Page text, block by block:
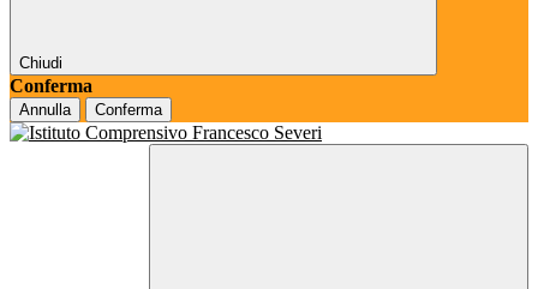
Chiudi
Conferma
Annulla Conferma